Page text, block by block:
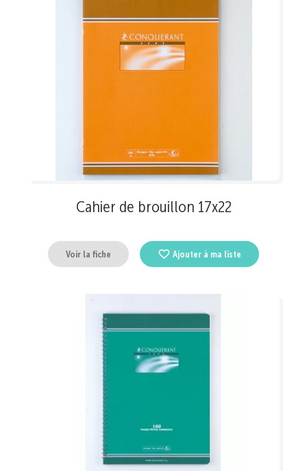
Cahier de brouillon 17x22
Voir la fiche Ajouter à ma liste